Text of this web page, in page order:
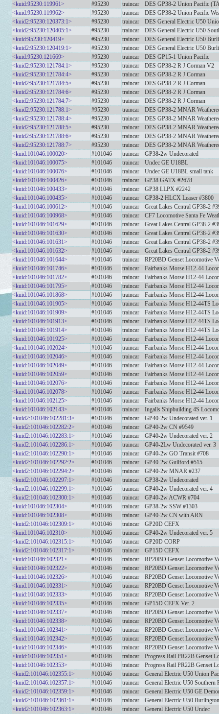
<kuid:95230:119961>
#95230 traincar
DES GP38-2 Union Pacific
<kuid:95230:119962>
#95230 traincar
DES GP38-2 Union Pacific
<kuid2:95230:120373:1>
#95230 traincar
DES General Electric U50
<kuid2:95230:120405:1>
#95230 traincar
DES General Electric U50
<kuid:95230:120419>
#95230 traincar
DES General Electric U50
<kuid2:95230:120419:1>
#95230 traincar
DES General Electric U50
<kuid:95230:121669>
#95230 traincar
DES GP15-1 Union Pacific
<kuid2:95230:121784:1>
#95230 traincar
DES GP38-2 R J Corman V2
<kuid2:95230:121784:4>
#95230 traincar
DES GP38-2 R J Corman
<kuid2:95230:121784:5>
#95230 traincar
DES GP38-2 R J Corman
<kuid2:95230:121784:6>
#95230 traincar
DES GP38-2 R J Corman
<kuid2:95230:121784:7>
#95230 traincar
DES GP38-2 R J Corman
<kuid2:95230:121788:1>
#95230 traincar
DES GP38-2 MNAR
<kuid2:95230:121788:4>
#95230 traincar
DES GP38-2 MNAR
<kuid2:95230:121788:5>
#95230 traincar
DES GP38-2 MNAR
<kuid2:95230:121788:6>
#95230 traincar
DES GP38-2 MNAR
<kuid2:95230:121788:7>
#95230 traincar
DES GP38-2 MNAR
<kuid:101046:100020>
#101046 traincar
GP38-2w Undecorated
<kuid:101046:100075>
#101046 traincar
Undec GE U18BL
<kuid:101046:100076>
#101046 traincar
Undec GE U18BL small tank
<kuid:101046:100426>
#101046 traincar
GP38 GATX #2678
<kuid:101046:100433>
#101046 traincar
GP38 LLPX #2242
<kuid:101046:100435>
#101046 traincar
GP38-2 HLCX Leaser #3800
<kuid:101046:100612>
#101046 traincar
Great Lakes Central GP38-2
<kuid:101046:100968>
#101046 traincar
CF7 Locomotive Santa Fe
<kuid:101046:101629>
#101046 traincar
Great Lakes Central GP38-2
<kuid:101046:101630>
#101046 traincar
Great Lakes Central GP38-2
<kuid:101046:101631>
#101046 traincar
Great Lakes Central GP38-2
<kuid:101046:101632>
#101046 traincar
Great Lakes Central GP38-2
<kuid:101046:101644>
#101046 traincar
RP20BD Genset Locomotive
<kuid:101046:101746>
#101046 traincar
Fairbanks Morse H12-44
<kuid:101046:101782>
#101046 traincar
Fairbanks Morse H12-44
<kuid:101046:101795>
#101046 traincar
Fairbanks Morse H12-44
<kuid:101046:101868>
#101046 traincar
Fairbanks Morse H12-44
<kuid:101046:101905>
#101046 traincar
Fairbanks Morse H12-44TS
<kuid:101046:101909>
#101046 traincar
Fairbanks Morse H12-44TS
<kuid:101046:101913>
#101046 traincar
Fairbanks Morse H12-44TS
<kuid:101046:101914>
#101046 traincar
Fairbanks Morse H12-44TS
<kuid:101046:101925>
#101046 traincar
Fairbanks Morse H12-44
<kuid:101046:102024>
#101046 traincar
Fairbanks Morse H12-44
<kuid:101046:102046>
#101046 traincar
Fairbanks Morse H12-44
<kuid:101046:102049>
#101046 traincar
Fairbanks Morse H12-44
<kuid:101046:102059>
#101046 traincar
Fairbanks Morse H12-44
<kuid:101046:102076>
#101046 traincar
Fairbanks Morse H12-44
<kuid:101046:102078>
#101046 traincar
Fairbanks Morse H12-44
<kuid:101046:102125>
#101046 traincar
Fairbanks Morse H12-44
<kuid:101046:102143>
#101046 traincar
Ingalls Shipbuilding 4S
<kuid2:101046:102281:3>
#101046 traincar
GP40-2w Undecorated ver. 1
<kuid2:101046:102282:2>
#101046 traincar
GP40-2w CN #9549
<kuid2:101046:102283:1>
#101046 traincar
GP40-2w Undecorated ver. 2
<kuid2:101046:102286:1>
#101046 traincar
GP40-2Lw Undecorated ver. 3
<kuid2:101046:102290:1>
#101046 traincar
GP40-2w GO Transit #708
<kuid2:101046:102292:2>
#101046 traincar
GP40-2w Guilford #515
<kuid2:101046:102294:2>
#101046 traincar
GP40-2w MNAR #237
<kuid2:101046:102297:1>
#101046 traincar
GP38-2w Undecorated
<kuid2:101046:102299:1>
#101046 traincar
GP40-2w Undecorated ver. 4
<kuid2:101046:102300:1>
#101046 traincar
GP40-2w ACWR #704
<kuid:101046:102304>
#101046 traincar
GP38-2w SSW #1303
<kuid:101046:102308>
#101046 traincar
GP40-2w CN with ARN
<kuid2:101046:102309:1>
#101046 traincar
GP20D CEFX
<kuid:101046:102310>
#101046 traincar
GP40-2w Undecorated ver. 5
<kuid2:101046:102315:1>
#101046 traincar
GP20D CORP
<kuid2:101046:102317:1>
#101046 traincar
GP15D CEFX
<kuid:101046:102321>
#101046 traincar
RP20BD Genset Locomotive
<kuid:101046:102322>
#101046 traincar
RP20BD Genset Locomotive
<kuid:101046:102326>
#101046 traincar
RP20BD Genset Locomotive
<kuid:101046:102331>
#101046 traincar
RP20BD Genset Locomotive
<kuid:101046:102333>
#101046 traincar
RP20BD Genset Locomotive
<kuid:101046:102335>
#101046 traincar
GP15D CEFX Ver. 2
<kuid:101046:102337>
#101046 traincar
RP20BD Genset Locomotive
<kuid:101046:102338>
#101046 traincar
RP20BD Genset Locomotive
<kuid:101046:102341>
#101046 traincar
RP20BD Genset Locomotive
<kuid:101046:102342>
#101046 traincar
RP20BD Genset Locomotive
<kuid:101046:102346>
#101046 traincar
RP20BD Genset Locomotive
<kuid:101046:102351>
#101046 traincar
Progress Rail PR22B Genset
<kuid:101046:102353>
#101046 traincar
Progress Rail PR22B Genset
<kuid2:101046:102355:1>
#101046 traincar
General Electric U50 Union
<kuid2:101046:102357:1>
#101046 traincar
General Electric U50 Southern
<kuid2:101046:102359:1>
#101046 traincar
General Electric U50 GE
<kuid2:101046:102361:1>
#101046 traincar
General Electric U50
<kuid2:101046:102363:1>
#101046 traincar
General Electric U50 Undec